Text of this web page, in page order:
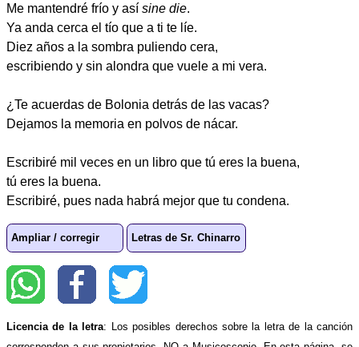
Me mantendré frío y así sine die.
Ya anda cerca el tío que a ti te líe.
Diez años a la sombra puliendo cera,
escribiendo y sin alondra que vuele a mi vera.
¿Te acuerdas de Bolonia detrás de las vacas?
Dejamos la memoria en polvos de nácar.
Escribiré mil veces en un libro que tú eres la buena,
tú eres la buena.
Escribiré, pues nada habrá mejor que tu condena.
Ampliar / corregir Letras de Sr. Chinarro
Licencia de la letra: Los posibles derechos sobre la letra de la canción